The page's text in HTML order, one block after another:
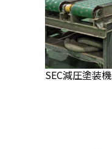
SEC減圧塗装機